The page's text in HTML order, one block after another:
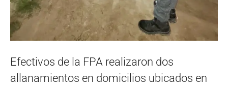
Efectivos de la FPA realizaron dos
allanamientos en domicilios ubicados en